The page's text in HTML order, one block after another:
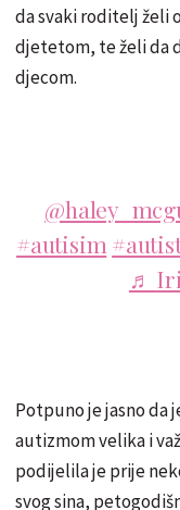
da svaki roditelj želi
djetetom, te želi da
djecom.
#autisim
♬
Potpuno je jasno da
autizmom velika i
podijelila je prije
svog sina,